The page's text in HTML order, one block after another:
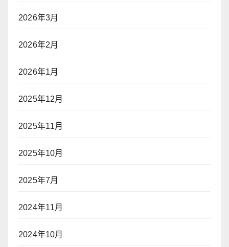
2026年3月
2026年2月
2026年1月
2025年12月
2025年11月
2025年10月
2025年7月
2024年11月
2024年10月